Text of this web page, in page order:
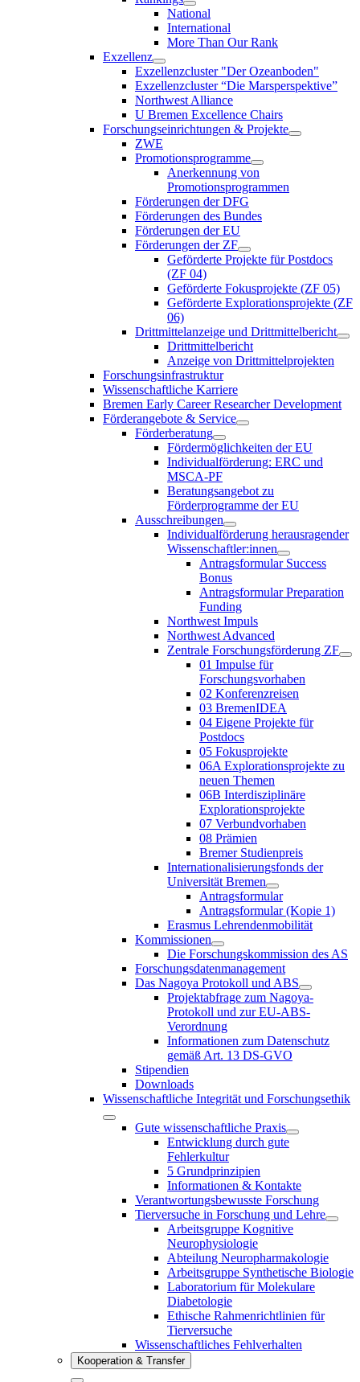
National
International
More Than Our Rank
Exzellenz
Exzellenzcluster "Der Ozeanboden"
Exzellenzcluster “Die Marsperspektive”
Northwest Alliance
U Bremen Excellence Chairs
Forschungseinrichtungen & Projekte
ZWE
Promotionsprogramme
Anerkennung von
Promotionsprogrammen
Förderungen der DFG
Förderungen des Bundes
Förderungen der EU
Förderungen der ZF
Geförderte Projekte für Postdocs
(ZF 04)
Geförderte Fokusprojekte (ZF 05)
Geförderte Explorationsprojekte (ZF
06)
Drittmittelanzeige und Drittmittelbericht
Drittmittelbericht
Anzeige von Drittmittelprojekten
Forschungsinfrastruktur
Wissenschaftliche Karriere
Bremen Early Career Researcher Development
Förderangebote & Service
Förderberatung
Fördermöglichkeiten der EU
Individualförderung: ERC und
MSCA-PF
Beratungsangebot zu
Förderprogramme der EU
Ausschreibungen
Individualförderung herausragender
Wissenschaftler:innen
Antragsformular Success
Bonus
Antragsformular Preparation
Funding
Northwest Impuls
Northwest Advanced
Zentrale Forschungsförderung ZF
01 Impulse für
Forschungsvorhaben
02 Konferenzreisen
03 BremenIDEA
04 Eigene Projekte für
Postdocs
05 Fokusprojekte
06A Explorationsprojekte zu
neuen Themen
06B Interdisziplinäre
Explorationsprojekte
07 Verbundvorhaben
08 Prämien
Bremer Studienpreis
Internationalisierungsfonds der
Universität Bremen
Antragsformular
Antragsformular (Kopie 1)
Erasmus Lehrendenmobilität
Kommissionen
Die Forschungskommission des AS
Forschungsdatenmanagement
Das Nagoya Protokoll und ABS
Projektabfrage zum Nagoya-
Protokoll und zur EU-ABS-
Verordnung
Informationen zum Datenschutz
gemäß Art. 13 DS-GVO
Stipendien
Downloads
Wissenschaftliche Integrität und Forschungsethik
Gute wissenschaftliche Praxis
Entwicklung durch gute
Fehlerkultur
5 Grundprinzipien
Informationen & Kontakte
Verantwortungsbewusste Forschung
Tierversuche in Forschung und Lehre
Arbeitsgruppe Kognitive
Neurophysiologie
Abteilung Neuropharmakologie
Arbeitsgruppe Synthetische Biologie
Laboratorium für Molekulare
Diabetologie
Ethische Rahmenrichtlinien für
Tierversuche
Wissenschaftliches Fehlverhalten
Kooperation & Transfer